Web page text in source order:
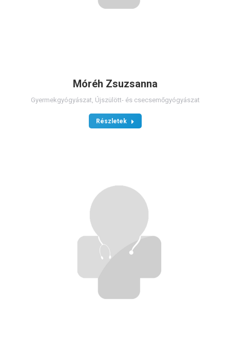
Móréh Zsuzsanna
Gyermekgyógyászat Újszülött- és csecsemőgyógyászat
Részletek